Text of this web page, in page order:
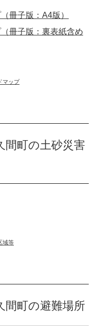
冊子版：A4版）
冊子版：裏表紙含め
マップ
間町の土砂災害
域等
間町の避難場所